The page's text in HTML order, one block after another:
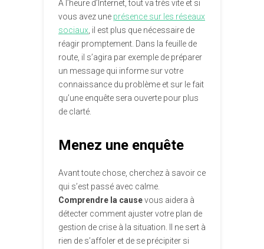
À l’heure d’Internet, tout va très vite et si
vous avez une présence sur les réseaux
sociaux, il est plus que nécessaire de
réagir promptement. Dans la feuille de
route, il s’agira par exemple de préparer
un message qui informe sur votre
connaissance du problème et sur le fait
qu’une enquête sera ouverte pour plus
de clarté.
Menez une enquête
Avant toute chose, cherchez à savoir ce
qui s’est passé avec calme.
Comprendre la causevous aidera à
détecter comment ajuster votre plan de
gestion de crise à la situation. Il ne sert à
rien de s’affoler et de se précipiter si